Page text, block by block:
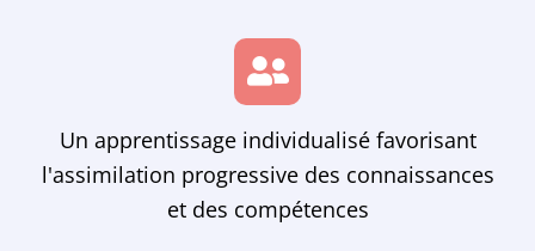
Un apprentissage individualisé favorisant
l'assimilation progressive des connaissances
et des compétences